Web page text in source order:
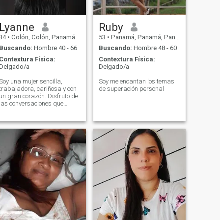
Lyanne
• Colón, Colón, Panamá
Buscando: Hombre 40 - 66
Contextura Física:
a
una mujer sencilla,
cariñosa y con
un gran corazón. Disfruto de
las conversaciones que
con personas que
aporten cosas positivas.
Ruby
53 • Panamá, Panamá, Panamá
Buscando: Hombre 48 - 60
Contextura Física:
Delgado/a
Soy me encantan los temas
de superación personal